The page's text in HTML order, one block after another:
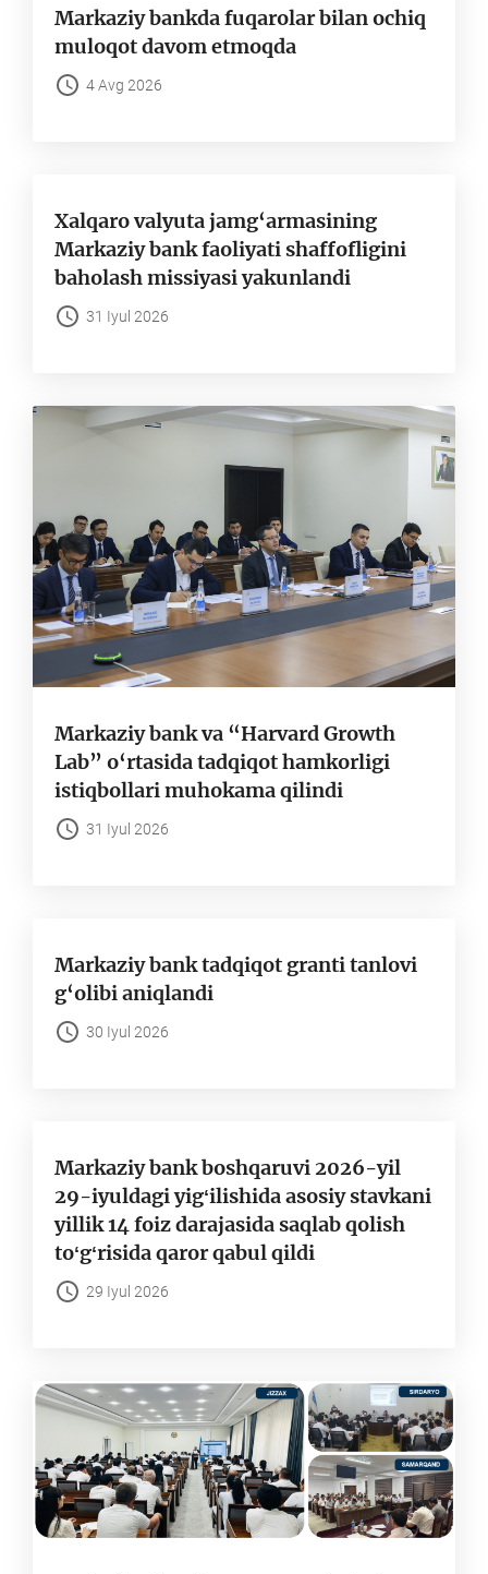
Markaziy bankda fuqarolar bilan ochiq
muloqot davom etmoqda
4 Avg 2026
Xalqaro valyuta jamg‘armasining
Markaziy bank faoliyati shaffofligini
baholash missiyasi yakunlandi
31 Iyul 2026
Markaziy bank va “Harvard Growth
Lab” o‘rtasida tadqiqot hamkorligi
istiqbollari muhokama qilindi
31 Iyul 2026
Markaziy bank tadqiqot granti tanlovi
g‘olibi aniqlandi
30 Iyul 2026
Markaziy bank boshqaruvi 2026-yil
29-iyuldagi yigʻilishida asosiy stavkani
yillik 14 foiz darajasida saqlab qolish
toʻgʻrisida qaror qabul qildi
29 Iyul 2026